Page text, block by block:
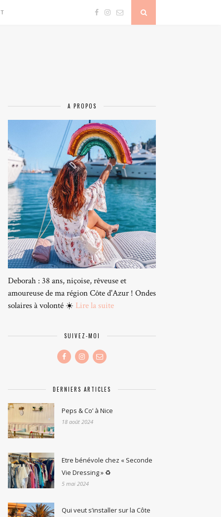
A PROPOS
Deborah : 38 ans, niçoise, rêveuse et
amoureuse de ma région Côte d'Azur ! Ondes
solaires à volonté ☀️ Lire la suite
SUIVEZ-MOI
DERNIERS ARTICLES
Peps & Co’ à Nice
18 août 2024
Etre bénévole chez « Seconde
Vie Dressing » ♻️
5 mai 2024
Qui veut s’installer sur la Côte